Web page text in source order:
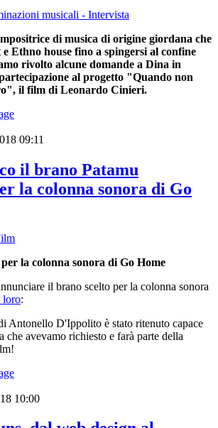
di musica di origine giordana che
Ethno house fino a spingersi al confine
rivolto alcune domande a Dina in
al progetto "Quando non
il film di Leonardo Cinieri.
09:11
il brano Patamu
la colonna sonora di Go
la colonna sonora di Go Home
il brano scelto per la colonna sonora
loro:
Antonello D'Ippolito è stato ritenuto capace
che avevamo richiesto e farà parte della
10:00